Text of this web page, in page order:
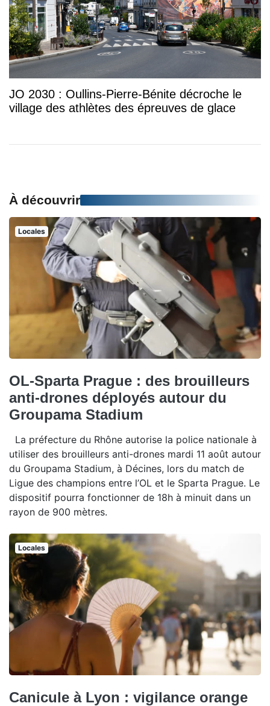
JO 2030 : Oullins-Pierre-Bénite décroche le
village des athlètes des épreuves de glace
À découvrir
Locales
OL-Sparta Prague : des brouilleurs
anti-drones déployés autour du
Groupama Stadium
La préfecture du Rhône autorise la police nationale à
utiliser des brouilleurs anti-drones mardi 11 août autour
du Groupama Stadium, à Décines, lors du match de
Ligue des champions entre l’OL et le Sparta Prague. Le
dispositif pourra fonctionner de 18h à minuit dans un
rayon de 900 mètres.
Locales
Canicule à Lyon : vigilance orange